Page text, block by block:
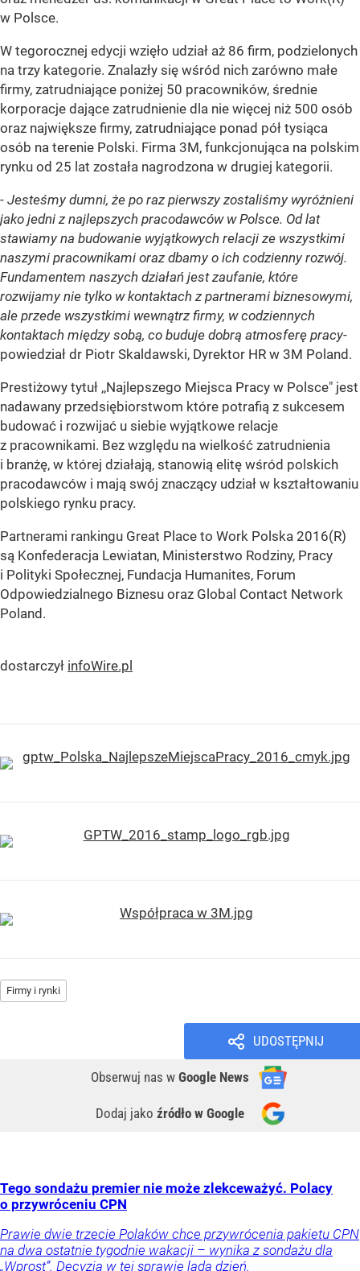
w Polsce.
W tegorocznej edycji wzięło udział aż 86 firm, podzielonych
na trzy kategorie. Znalazły się wśród nich zarówno małe
firmy, zatrudniające poniżej 50 pracowników, średnie
korporacje dające zatrudnienie dla nie więcej niż 500 osób
oraz największe firmy, zatrudniające ponad pół tysiąca
osób na terenie Polski. Firma 3M, funkcjonująca na polskim
rynku od 25 lat została nagrodzona w drugiej kategorii.
- Jesteśmy dumni, że po raz pierwszy zostaliśmy wyróżnieni
jako jedni z najlepszych pracodawców w Polsce. Od lat
stawiamy na budowanie wyjątkowych relacji ze wszystkimi
naszymi pracownikami oraz dbamy o ich codzienny rozwój.
Fundamentem naszych działań jest zaufanie, które
rozwijamy nie tylko w kontaktach z partnerami biznesowymi,
ale przede wszystkimi wewnątrz firmy, w codziennych
kontaktach między sobą, co buduje dobrą atmosferę pracy-
powiedział dr Piotr Skaldawski, Dyrektor HR w 3M Poland.
Prestiżowy tytuł ,,Najlepszego Miejsca Pracy w Polsce" jest
nadawany przedsiębiorstwom które potrafią z sukcesem
budować i rozwijać u siebie wyjątkowe relacje
z pracownikami. Bez względu na wielkość zatrudnienia
i branżę, w której działają, stanowią elitę wśród polskich
pracodawców i mają swój znaczący udział w kształtowaniu
polskiego rynku pracy.
Partnerami rankingu Great Place to Work Polska 2016(R)
są Konfederacja Lewiatan, Ministerstwo Rodziny, Pracy
i Polityki Społecznej, Fundacja Humanites, Forum
Odpowiedzialnego Biznesu oraz Global Contact Network
Poland.
dostarczył infoWire.pl
Firmy i rynki
UDOSTĘPNIJ
Obserwuj nas w Google News
Dodaj jako źródło w Google
Tego sondażu premier nie może zlekceważyć. Polacy
o przywróceniu CPN
Prawie dwie trzecie Polaków chce przywrócenia pakietu CPN
na dwa ostatnie tygodnie wakacji – wynika z sondażu dla
„Wprost”. Decyzja w tej sprawie lada dzień.